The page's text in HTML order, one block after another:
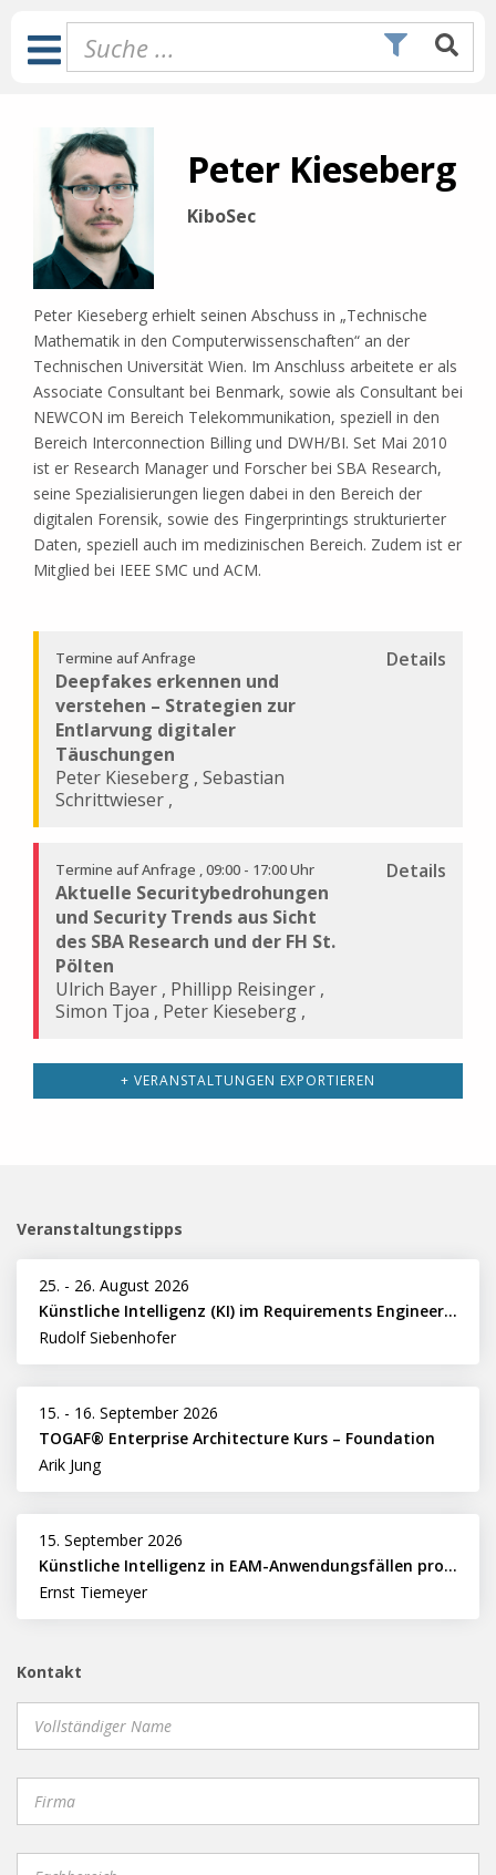
Inhalt
springen
Toggle
Navigation
Peter Kieseberg
KiboSec
Peter Kieseberg erhielt seinen Abschuss in „Technische
Mathematik in den Computerwissenschaften“ an der
Technischen Universität Wien. Im Anschluss arbeitete er als
Associate Consultant bei Benmark, sowie als Consultant bei
NEWCON im Bereich Telekommunikation, speziell in den
Bereich Interconnection Billing und DWH/BI. Set Mai 2010
ist er Research Manager und Forscher bei SBA Research,
seine Spezialisierungen liegen dabei in den Bereich der
digitalen Forensik, sowie des Fingerprintings strukturierter
Daten, speziell auch im medizinischen Bereich. Zudem ist er
Mitglied bei IEEE SMC und ACM.
Termine auf Anfrage
Deepfakes erkennen und
verstehen – Strategien zur
Entlarvung digitaler
Täuschungen
Peter Kieseberg , Sebastian
Schrittwieser ,
Details
Termine auf Anfrage 09:00 - 17:00 Uhr
Aktuelle Securitybedrohungen
und Security Trends aus Sicht
des SBA Research und der FH St.
Pölten
Ulrich Bayer , Phillipp Reisinger ,
Simon Tjoa , Peter Kieseberg ,
Details
+ VERANSTALTUNGEN EXPORTIEREN
Veranstaltungstipps
25. - 26. August 2026
Künstliche Intelligenz (KI) im Requirements Engineering erfolgreich einsetzen
Rudolf Siebenhofer
15. - 16. September 2026
TOGAF® Enterprise Architecture Kurs – Foundation
Arik Jung
15. September 2026
Künstliche Intelligenz in EAM-Anwendungsfällen professionell nutzen
Ernst Tiemeyer
Kontakt